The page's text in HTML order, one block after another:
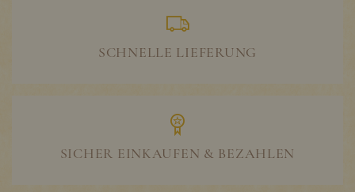
SCHNELLE LIEFERUNG
SICHER EINKAUFEN & BEZAHLEN